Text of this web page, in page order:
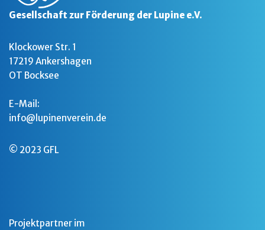
Gesellschaft zur Förderung der Lupine e.V.
Klockower Str. 1
17219 Ankershagen
OT Bocksee
E-Mail:
info@lupinenverein.de
© 2023 GFL
Projektpartner im